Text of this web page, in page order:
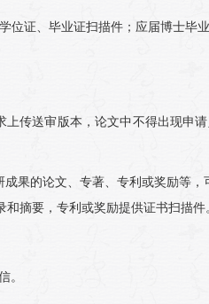
位证、毕业证扫描件；应届博士毕
上传送审版本，论文中不得出现申
成果的论文、专著、专利或奖励等
摘要，专利或奖励提供证书扫描件
。